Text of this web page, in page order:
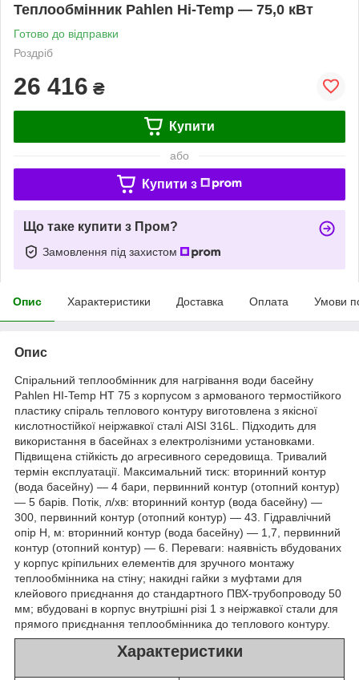
Теплообмінник Pahlen Hi-Temp — 75,0 кВт
Готово до відправки
Роздріб
26 416 ₴
Купити
або
Купити з
Що таке купити з Пром?
Замовлення під захистом
Опис Характеристики Доставка Оплата Умови
Опис
Спіральний теплообмінник для нагрівання води басейну
Pahlen HI-Temp HT 75 з корпусом з армованого термостійкого
пластику спіраль теплового контуру виготовлена з якісної
кислотностійкої неіржавкої сталі AISI 316L. Підходить для
використання в басейнах з електролізними установками.
Підвищена стійкість до агресивного середовища. Тривалий
термін експлуатації. Максимальний тиск: вторинний контур
(вода басейну) — 4 бари, первинний контур (отопний контур)
— 5 барів. Потік, л/хв: вторинний контур (вода басейну) —
300, первинний контур (отопний контур) — 43. Гідравлічний
опір Н, м: вторинний контур (вода басейну) — 1,7, первинний
контур (отопний контур) — 6. Переваги: наявність вбудованих
у корпус кріпильних елементів для зручного монтажу
теплообмінника на стіну; накидні гайки з муфтами для
клейового приєднання до стандартного ПВХ-трубопроводу 50
мм; вбудовані в корпус внутрішні різі 1 з неіржавкої стали для
прямого приєднання теплообмінника до теплового контуру.
Характеристики